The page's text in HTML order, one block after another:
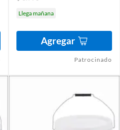
Llega mañana
Agregar
Patrocinado